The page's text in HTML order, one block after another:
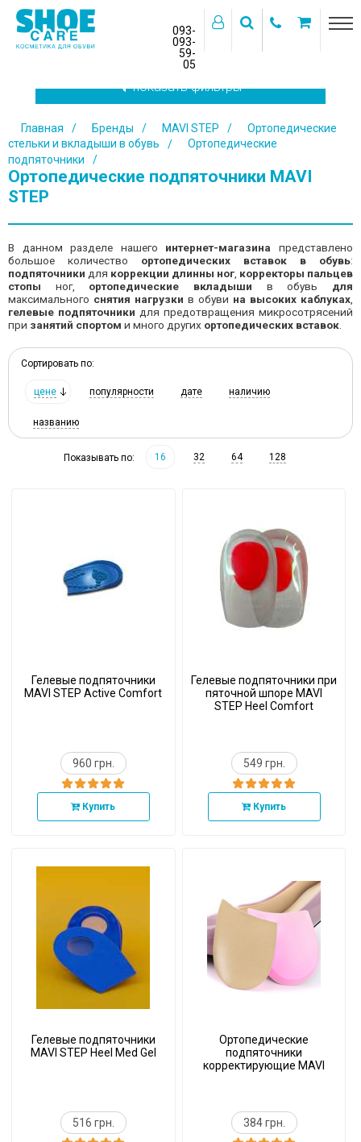
093-
093-
59-
05
показать фильтры
Главная Бренды MAVI STEP
Ортопедические
стельки и вкладыши в обувь
Ортопедические
подпяточники
Ортопедические подпяточники MAVI
STEP
В данном разделе нашего интернет-магазина представлено
большое количество ортопедических вставок в обувь:
подпяточники для коррекции длинны ног корректоры пальцев
стопы ног, ортопедические вкладыши в обувь для
максимального снятия нагрузки в обуви на высоких каблуках
гелевые подпяточники для предотвращения микросотрясений
при занятий спортом и много других ортопедических вставок
Сортировать по:
цене популярности дате наличию
названию
Показывать по: 16 32 64 128
Гелевые подпяточники
MAVI STEP Active Comfort
960 грн.
Купить
Гелевые подпяточники при
пяточной шпоре MAVI
STEP Heel Comfort
549 грн.
Купить
Гелевые подпяточники
MAVI STEP Heel Med Gel
516 грн.
Ортопедические
подпяточники
корректирующие MAVI
384 грн.